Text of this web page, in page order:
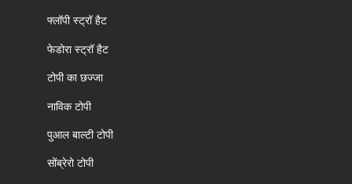
फ्लॉपी स्ट्रॉ हैट
फेडोरा स्ट्रॉ हैट
टोपी का छज्जा
नाविक टोपी
पुआल बाल्टी टोपी
सोंब्रेरो टोपी